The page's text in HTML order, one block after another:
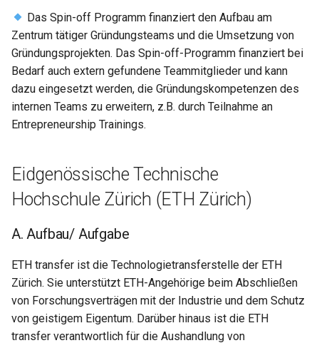
Das Spin-off Programm finanziert den Aufbau am
Zentrum tätiger Gründungsteams und die Umsetzung von
Gründungsprojekten. Das Spin-off-Programm finanziert bei
Bedarf auch extern gefundene Teammitglieder und kann
dazu eingesetzt werden, die Gründungskompetenzen des
internen Teams zu erweitern, z.B. durch Teilnahme an
Entrepreneurship Trainings.
Eidgenössische Technische
Hochschule Zürich (ETH Zürich)
A. Aufbau/ Aufgabe
ETH transfer ist die Technologietransferstelle der ETH
Zürich. Sie unterstützt ETH-Angehörige beim Abschließen
von Forschungsverträgen mit der Industrie und dem Schutz
von geistigem Eigentum. Darüber hinaus ist die ETH
transfer verantwortlich für die Aushandlung von